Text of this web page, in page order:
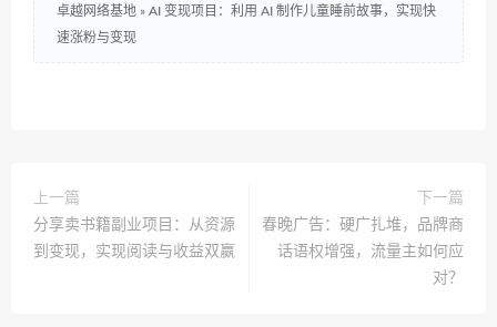
卓越网络基地 » AI 变现项目：利用 AI 制作儿童睡前故事，实现快
速涨粉与变现
上一篇
分享卖书籍副业项目：从资源
到变现，实现阅读与收益双赢
下一篇
春晚广告：硬广扎堆，品牌商
话语权增强，流量主如何应
对？